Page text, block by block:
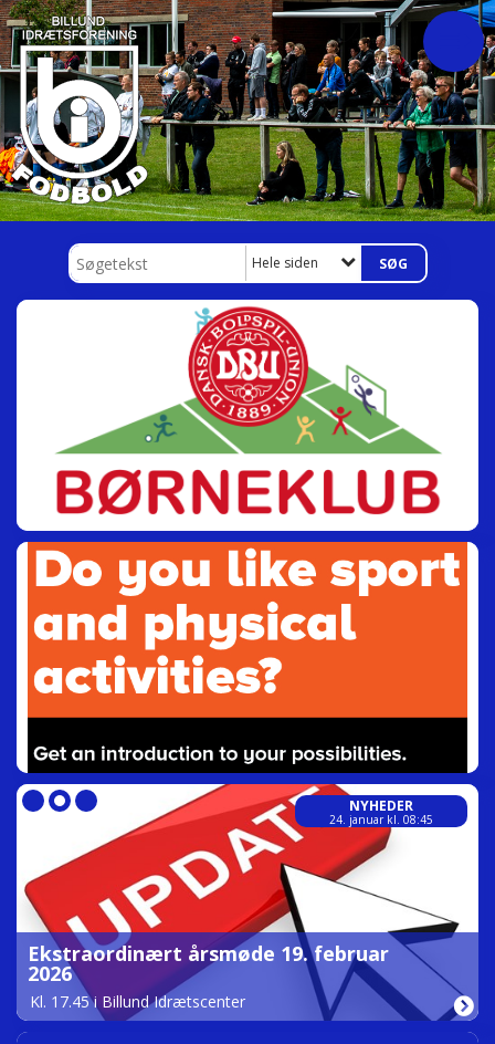
Hele siden
NYHEDER
24. januar kl. 08:45
Ekstraordinært årsmøde 19. februar
2026
Kl. 17.45 i Billund Idrætscenter